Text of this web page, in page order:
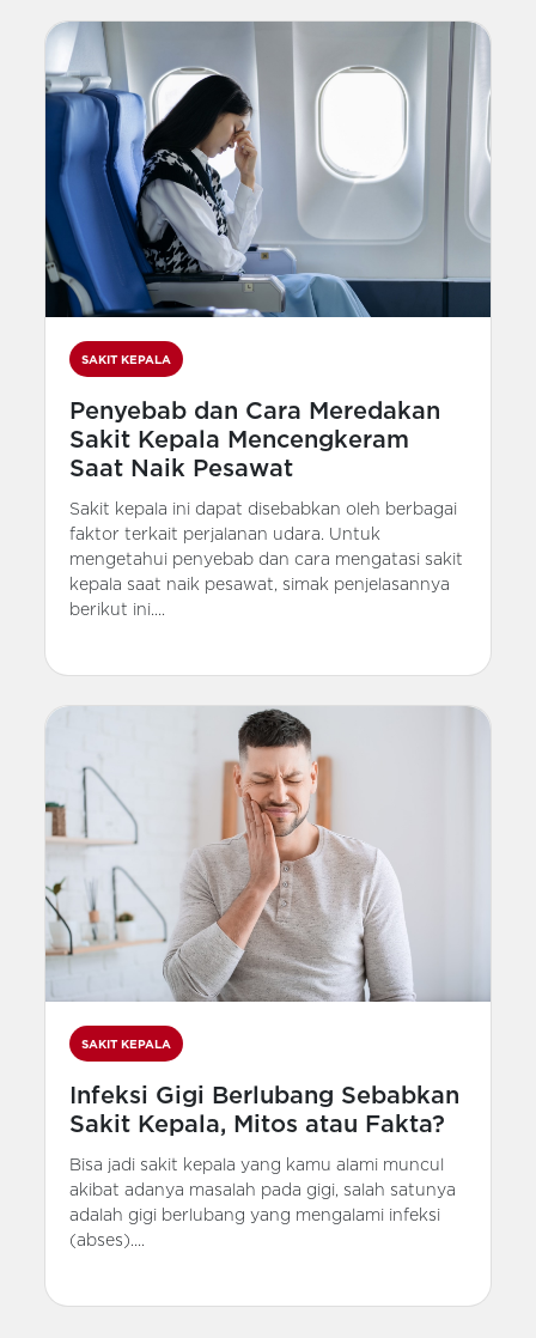
SAKIT KEPALA
Penyebab dan Cara Meredakan
Sakit Kepala Mencengkeram
Saat Naik Pesawat
Sakit kepala ini dapat disebabkan oleh berbagai
faktor terkait perjalanan udara. Untuk
mengetahui penyebab dan cara mengatasi sakit
kepala saat naik pesawat, simak penjelasannya
berikut ini....
SAKIT KEPALA
Infeksi Gigi Berlubang Sebabkan
Sakit Kepala, Mitos atau Fakta?
Bisa jadi sakit kepala yang kamu alami muncul
akibat adanya masalah pada gigi, salah satunya
adalah gigi berlubang yang mengalami infeksi
(abses)....